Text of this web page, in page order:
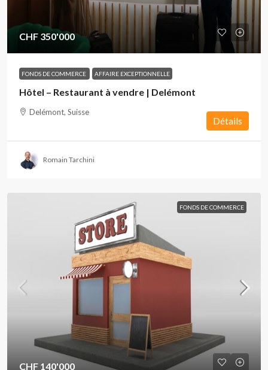
CHF 350'000
FONDS DE COMMERCE AFFAIRE EXCEPTIONNELLE
Hôtel – Restaurant à vendre | Delémont
Delémont, Suisse
Détails
Romain Tarchini
FONDS DE COMMERCE
CHF 140'000